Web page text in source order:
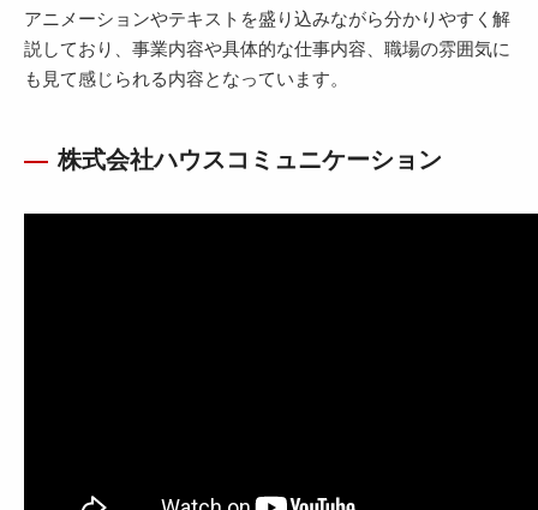
アニメーションやテキストを盛り込みながら分かりやすく解
説しており、事業内容や具体的な仕事内容、職場の雰囲気に
も見て感じられる内容となっています。
株式会社ハウスコミュニケーション